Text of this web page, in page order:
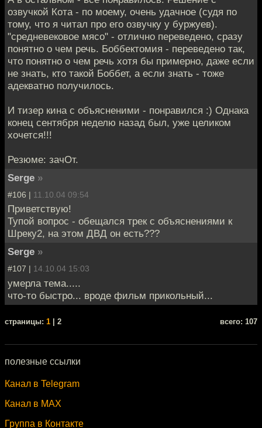
озвучкой Кота - по моему, очень удачное (судя по
тому, что я читал про его озвучку у буржуев).
"средневековое мясо" - отлично переведено, сразу
понятно о чем речь. Боббектомия - переведено так,
что понятно о чем речь хотя бы примерно, даже если
не знать, кто такой Боббет, а если знать - тоже
адекватно получилось.
И тизер кина с объясненими - понравился :) Однака
конец сентября неделю назад был, уже целиком
хочется!!!
Резюме: зачОт.
Serge »
#106 | 11.10.04 09:54
Приветствую!
Тупой вопрос - обещался трек с объяснениями к
Шреку2, на этом ДВД он есть???
Serge »
#107 | 14.10.04 15:03
умерла тема.....
что-то быстро... вроде фильм прикольный...
cтраницы: 1 | 2 всего: 107
полезные ссылки
Канал в Telegram
Канал в MAX
Группа в Контакте